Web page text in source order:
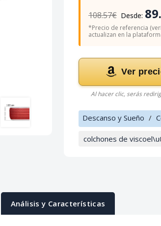
108.57€ Desde:
*Precio de referencia
actualizan en la
Ver
Al hacer clic, serás
Descanso y Sueño /
colchones de
Análisis y Características